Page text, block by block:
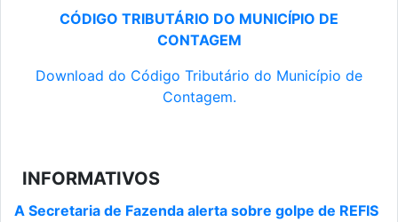
CÓDIGO TRIBUTÁRIO DO MUNICÍPIO DE
CONTAGEM
Download do Código Tributário do Município de
Contagem.
INFORMATIVOS
A Secretaria de Fazenda alerta sobre golpe de REFIS